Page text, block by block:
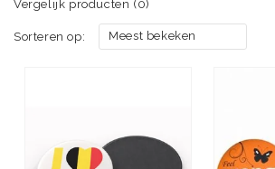
Vergelijk producten (0)
Sorteren op: Meest bekeken